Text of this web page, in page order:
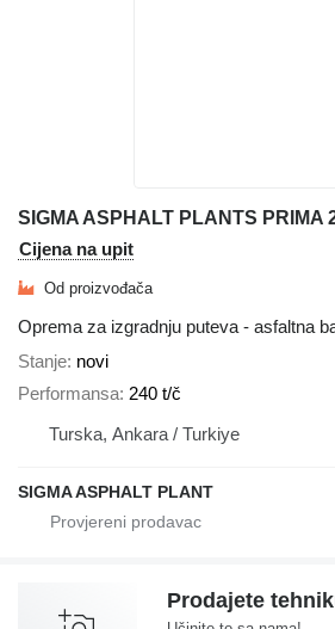
SIGMA ASPHALT PLANTS PRIMA
Cijena na upit
Od proizvođača
Oprema za izgradnju puteva - asfaltna
Stanje novi
Performansa 240 t/č
Turska, Ankara / Turkiye
SIGMA ASPHALT PLANT
Prodajete